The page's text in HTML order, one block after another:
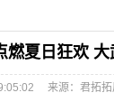
燃夏日狂欢
来源：君拓